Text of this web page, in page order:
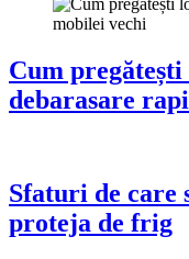
Cum
debarasare
Sfaturi de care
proteja de frig